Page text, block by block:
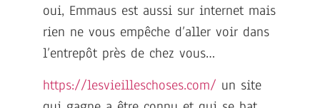
oui, Emmaus est aussi sur internet mais
rien ne vous empêche d’aller voir dans
l’entrepôt près de chez vous…
https://lesvieilleschoses.com/ un site